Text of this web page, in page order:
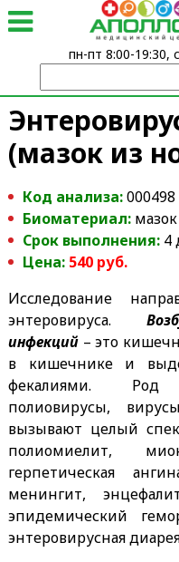
(мазок из
Код анализа:000498
Биоматериал:
Срок выполнения: 4
Цена: 540руб.
Исследование
энтеровируса.
инфекций– это
в кишечнике и
фекалиями. Род
полиовирусы,
вызывают целый
полиомиелит,
герпетическая
менингит,
эпидемический
энтеровирусная
пн-пт 8:00-19:30,